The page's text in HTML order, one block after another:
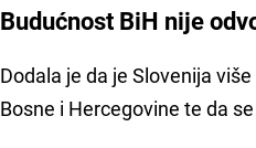
Budućnost BiH nije
Dodala je da je Slovenija
Bosne i Hercegovine te da